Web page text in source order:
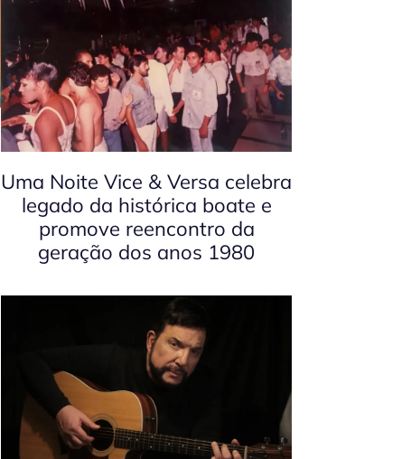
Uma Noite Vice & Versa celebra
legado da histórica boate e
promove reencontro da
geração dos anos 1980